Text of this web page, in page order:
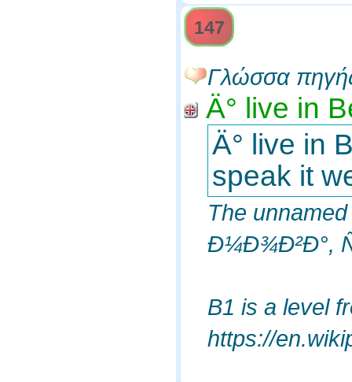
147
Γλώσσα
Ä° live in
Ä° live in
speak it
The
Ð¼Ð¾Ð²Ð°,
B1 is a level
https://